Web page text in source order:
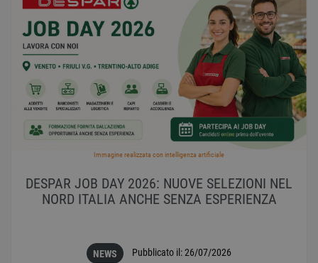
Immagine realizzata con intelligenza artificiale
DESPAR JOB DAY 2026: NUOVE SELEZIONI NEL
NORD ITALIA ANCHE SENZA ESPERIENZA
NEWS Pubblicato il:26/07/2026